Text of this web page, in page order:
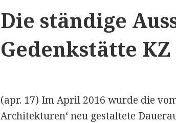
Die ständige
Gedenkstätte
(apr. 17) Im April 2016 wurde die
Architekturen‘ neu gestaltete